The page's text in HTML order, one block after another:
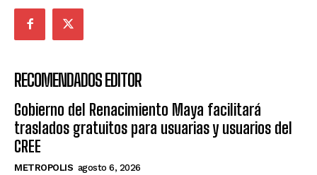
RECOMENDADOS EDITOR
Gobierno del Renacimiento Maya facilitará
traslados gratuitos para usuarias y usuarios del
CREE
METROPOLIS agosto 6, 2026